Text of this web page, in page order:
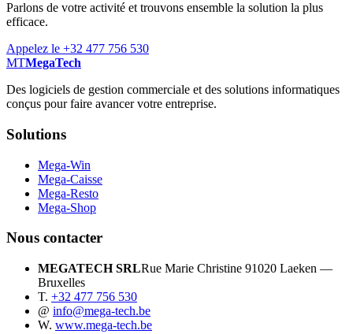
Parlons de votre activité et trouvons ensemble la solution la plus
efficace.
Appelez le +32 477 756 530
MTMegaTech
Des logiciels de gestion commerciale et des solutions informatiques
conçus pour faire avancer votre entreprise.
Solutions
Mega-Win
Mega-Caisse
Mega-Resto
Mega-Shop
Nous contacter
MEGATECH SRLRue Marie Christine 91020 Laeken —
Bruxelles
T. +32 477 756 530
@ info@mega-tech.be
W. www.mega-tech.be